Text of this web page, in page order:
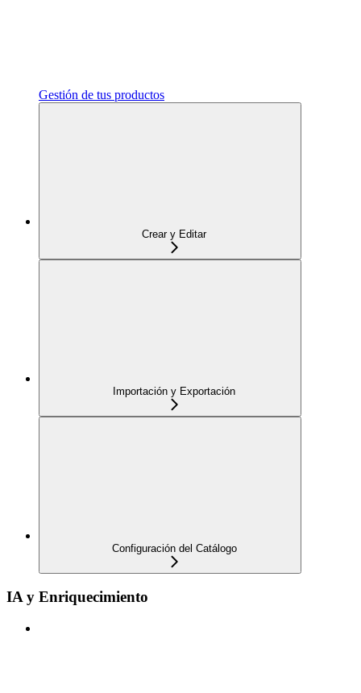
Gestión de tus productos
Crear y Editar
Importación y Exportación
Configuración del Catálogo
IA y Enriquecimiento